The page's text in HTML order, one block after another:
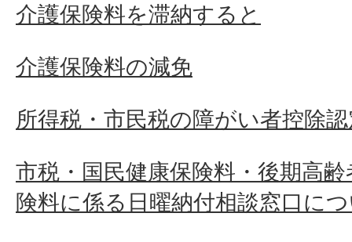
他市から転入してきましたが
重複していませんか。
介護保険料を納めたのに督促
介護保険料を滞納すると
介護保険料の減免
所得税・市民税の障がい者控除
市税・国民健康保険料・後期高
険料に係る日曜納付相談窓口に